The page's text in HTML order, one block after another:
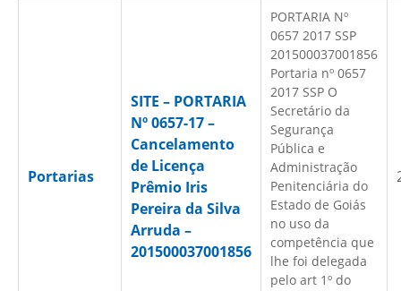
Portarias
SITE – PORTARIA
Nº 0657-17 –
Cancelamento
de Licença
Prêmio Iris
Pereira da Silva
Arruda –
201500037001856
PORTARIA Nº
0657 2017 SSP
201500037001856
Portaria nº 0657
2017 SSP O
Secretário da
Segurança
Pública e
Administração
Penitenciária do
Estado de Goiás
no uso da
competência que
lhe foi delegada
pelo art 1º do